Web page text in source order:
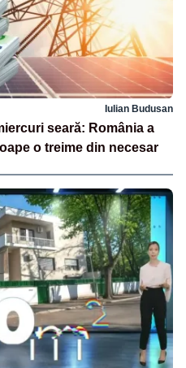
Iulian Budusan
seară: România a
o treime din necesar